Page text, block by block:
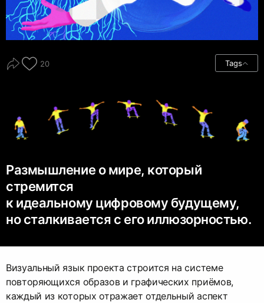
20 Tags
Размышление о мире, который
стремится
к идеальному цифровому будущему,
но сталкивается с его иллюзорностью.
Визуальный язык проекта строится на системе
повторяющихся образов и графических приёмов,
каждый из которых отражает отдельный аспект